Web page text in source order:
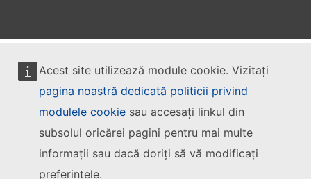
Acest site utilizează module cookie. Vizitați
pagina noastră dedicată politicii privind
modulele cookie sau accesați linkul din
subsolul oricărei pagini pentru mai multe
informații sau dacă doriți să vă modificați
preferințele.